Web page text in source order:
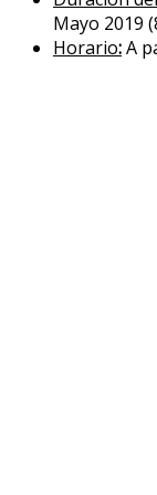
Mayo 2019
Horario:A